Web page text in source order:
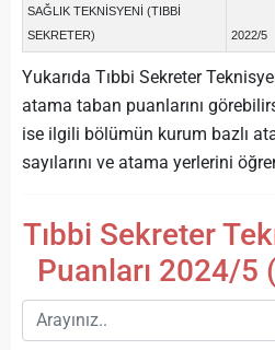
SAĞLIK TEKNİSYENİ (TIBBİ
SEKRETER)
2022/5
Yukarıda Tıbbi Sekreter
atama taban puanlarını
ise ilgili bölümün kurum bazlı
sayılarını ve atama yerlerini
Tıbbi Sekreter
Puanları 2024/5